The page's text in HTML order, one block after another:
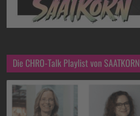
Die CHRO-Talk Playlist von SAATKORN